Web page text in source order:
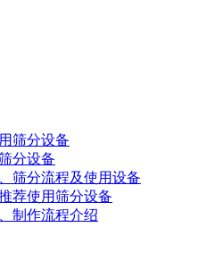
筛分设备
分设备
筛分流程及使用设备
荐使用筛分设备
制作流程介绍